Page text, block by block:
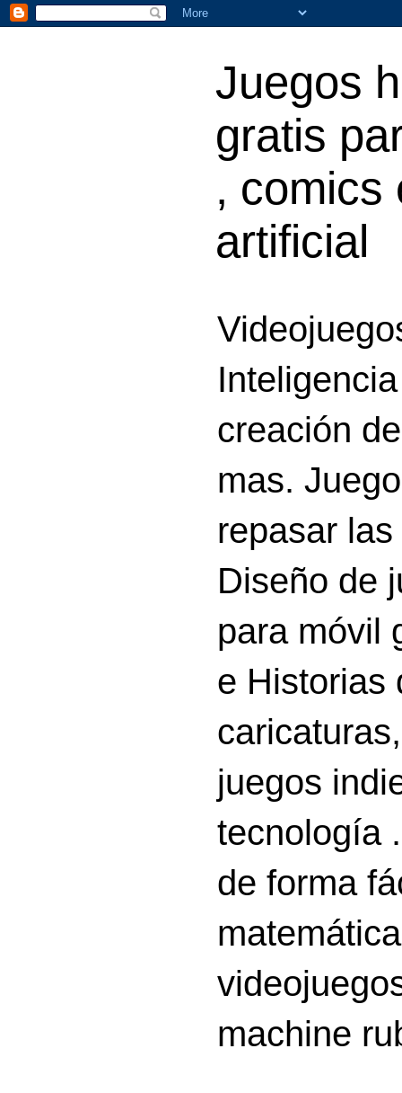
Juegos
gratis
, comics
artificial
creación
mas.
repasar
Diseño de
para móvil
e Historias
juegos
tecnología
de forma
machine